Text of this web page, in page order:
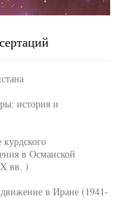
история и
в Османской
вв. )
в Иране (1941-